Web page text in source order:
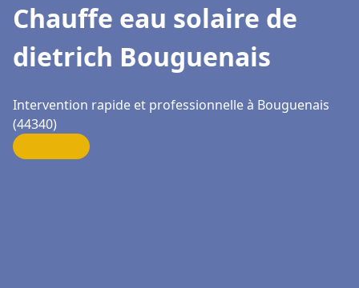
Chauffe eau solaire de
dietrich Bouguenais
Intervention rapide et professionnelle à Bouguenais
(44340)